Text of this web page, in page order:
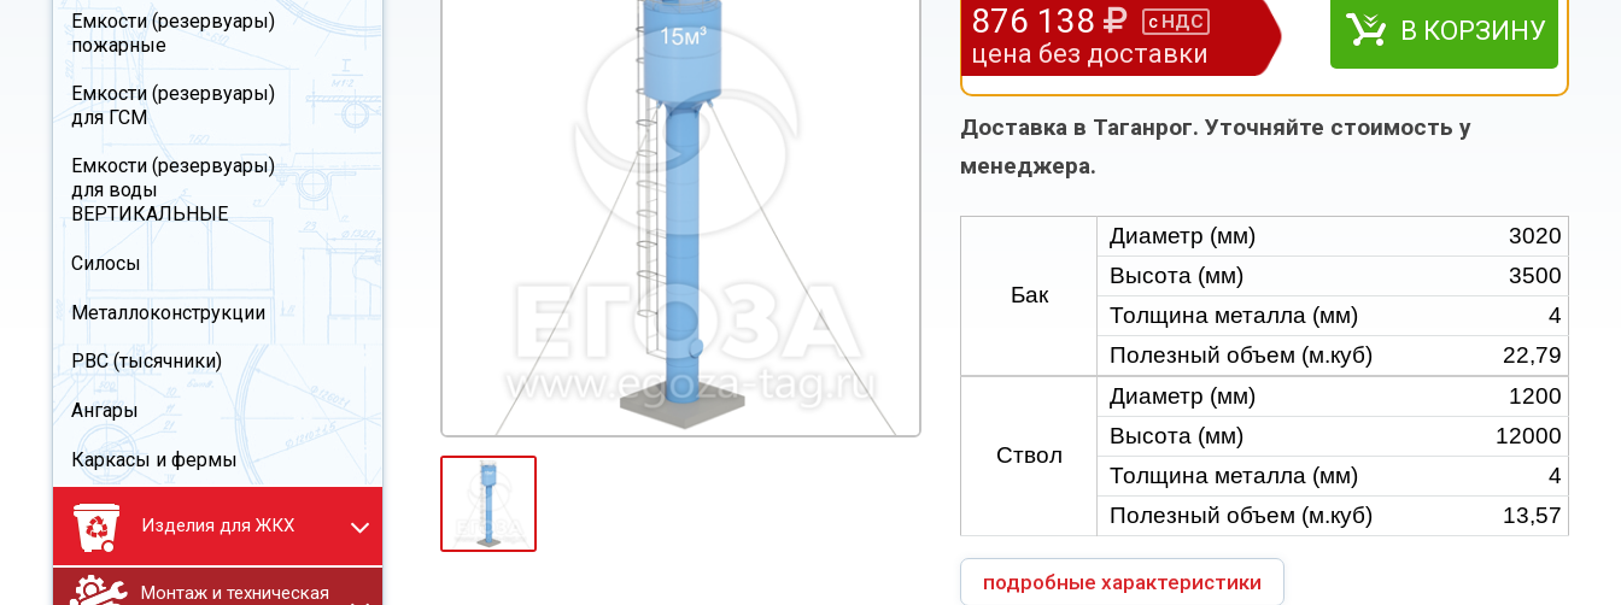
Емкости (резервуары)
пожарные
Емкости (резервуары)
для ГСМ
Емкости (резервуары)
для воды
ВЕРТИКАЛЬНЫЕ
Силосы
Металлоконструкции
РВС (тысячники)
Ангары
Каркасы и фермы
Изделия для ЖКХ
Монтаж и техническая
876 138 с НДС
цена без доставки
В КОРЗИНУ
Доставка в Таганрог. Уточняйте стоимость у
менеджера.
Бак
Диаметр (мм)
3020
Высота (мм)
3500
Толщина металла (мм)
4
Полезный объем (м.куб)
22,79
Ствол
Диаметр (мм)
1200
Высота (мм)
12000
Толщина металла (мм)
4
Полезный объем (м.куб)
13,57
подробные характеристики